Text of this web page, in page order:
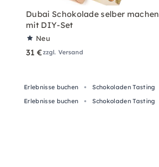
Dubai Schokolade selber machen
mit DIY-Set
Neu
31 €zzgl. Versand
Erlebnisse buchen Schokoladen Tasting
Erlebnisse buchen
Schokoladen Tasting